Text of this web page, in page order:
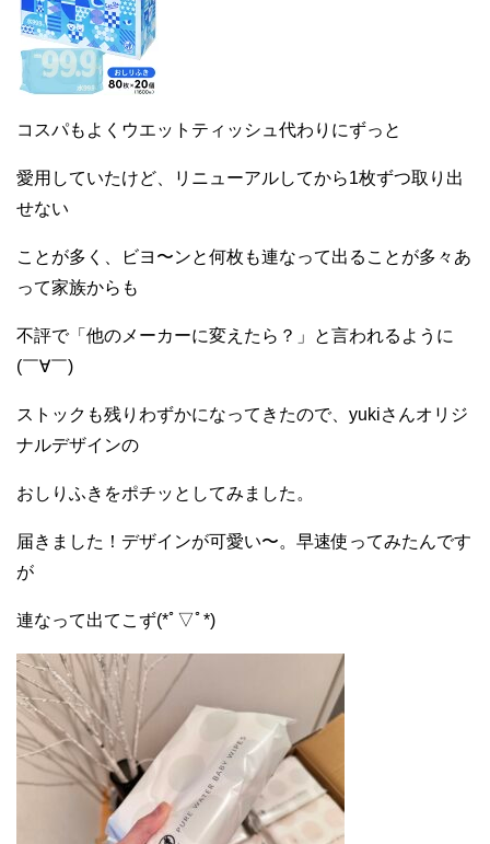
コスパもよくウエットティッシュ代わりにずっと
愛用していたけど、リニューアルしてから1枚ずつ取り出
せない
ことが多く、ビヨ〜ンと何枚も連なって出ることが多々あ
って家族からも
不評で「他のメーカーに変えたら？」と言われるように
(￣∀￣)
ストックも残りわずかになってきたので、yukiさんオリジ
ナルデザインの
おしりふきをポチッとしてみました。
届きました！デザインが可愛い〜。早速使ってみたんです
が
連なって出てこず(*ﾟ▽ﾟ*)